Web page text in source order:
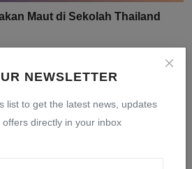
NEWSLETTER
list to get the latest news, updates
offers directly in your inbox
Maut di Sekolah Thailand